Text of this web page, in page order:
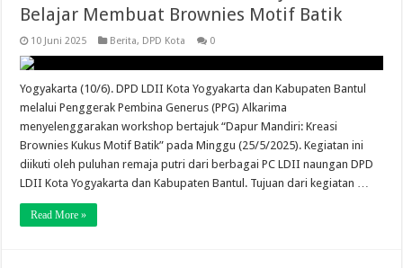
Belajar Membuat Brownies Motif Batik
10 Juni 2025 Berita, DPD Kota 0
Yogyakarta (10/6). DPD LDII Kota Yogyakarta dan Kabupaten Bantul
melalui Penggerak Pembina Generus (PPG) Alkarima
menyelenggarakan workshop bertajuk “Dapur Mandiri: Kreasi
Brownies Kukus Motif Batik” pada Minggu (25/5/2025). Kegiatan ini
diikuti oleh puluhan remaja putri dari berbagai PC LDII naungan DPD
LDII Kota Yogyakarta dan Kabupaten Bantul. Tujuan dari kegiatan …
Read More »